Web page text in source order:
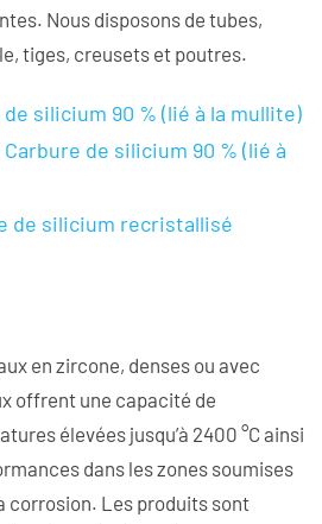
Nous disposons de tubes,
tiges, creusets et poutres.
de silicium 90 % (lié à la mullite)
Carbure de silicium 90 % (lié à
de silicium recristallisé
en zircone, denses ou avec
offrent une capacité de
élevées jusqu’à 2400 °C ainsi
dans les zones soumises
corrosion. Les produits sont